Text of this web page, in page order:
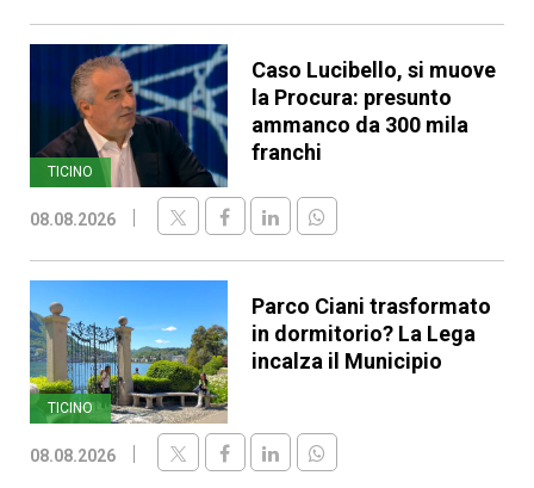
TICINO
Caso Lucibello, si muove
la Procura: presunto
ammanco da 300 mila
franchi
08.08.2026
TICINO
Parco Ciani trasformato
in dormitorio? La Lega
incalza il Municipio
08.08.2026